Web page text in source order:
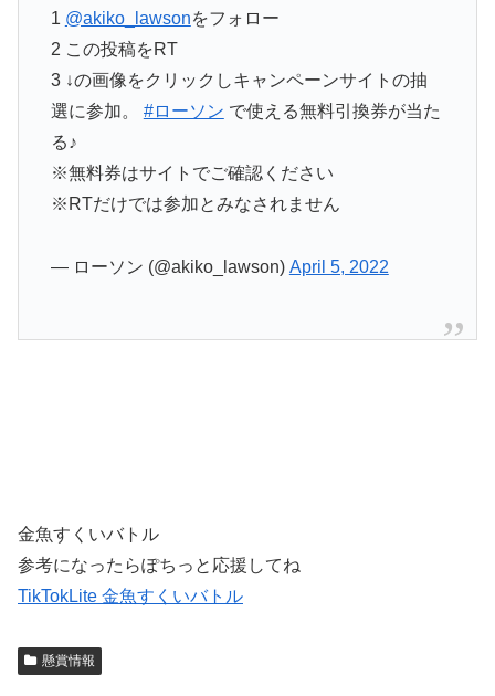
1 @akiko_lawsonをフォロー
2 この投稿をRT
3 ↓の画像をクリックしキャンペーンサイトの抽
選に参加。 #ローソン で使える無料引換券が当た
る♪
※無料券はサイトでご確認ください
※RTだけでは参加とみなされません
— ローソン (@akiko_lawson) April 5, 2022
金魚すくいバトル
参考になったらぽちっと応援してね
TikTokLite 金魚すくいバトル
懸賞情報